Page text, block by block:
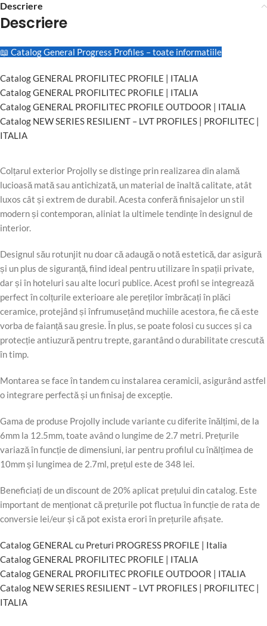
Descriere
Descriere
📖 Catalog General Progress Profiles – toate informatiile
Catalog GENERAL PROFILITEC PROFILE | ITALIA
Catalog GENERAL PROFILITEC PROFILE | ITALIA
Catalog GENERAL PROFILITEC PROFILE OUTDOOR | ITALIA
Catalog NEW SERIES RESILIENT – LVT PROFILES | PROFILITEC |
ITALIA
Colțarul exterior Projolly se distinge prin realizarea din alamă
lucioasă mată sau antichizată, un material de înaltă calitate, atât
luxos cât și extrem de durabil. Acesta conferă finisajelor un stil
modern și contemporan, aliniat la ultimele tendințe în designul de
interior.
Designul său rotunjit nu doar că adaugă o notă estetică, dar asigură
și un plus de siguranță, fiind ideal pentru utilizare în spații private,
dar și în hoteluri sau alte locuri publice. Acest profil se integrează
perfect în colțurile exterioare ale pereților îmbrăcați în plăci
ceramice, protejând și înfrumusețând muchiile acestora, fie că este
vorba de faianță sau gresie. În plus, se poate folosi cu succes și ca
protecție antiuzură pentru trepte, garantând o durabilitate crescută
în timp.
Montarea se face în tandem cu instalarea ceramicii, asigurând astfel
o integrare perfectă și un finisaj de excepție.
Gama de produse Projolly include variante cu diferite înălțimi, de la
6mm la 12.5mm, toate având o lungime de 2.7 metri. Prețurile
variază în funcție de dimensiuni, iar pentru profilul cu înălțimea de
10mm și lungimea de 2.7ml, prețul este de 348 lei.
Beneficiați de un discount de 20% aplicat prețului din catalog. Este
important de menționat că prețurile pot fluctua în funcție de rata de
conversie lei/eur și că pot exista erori în prețurile afișate.
Catalog GENERAL cu Preturi PROGRESS PROFILE | Italia
Catalog GENERAL PROFILITEC PROFILE | ITALIA
Catalog GENERAL PROFILITEC PROFILE OUTDOOR | ITALIA
Catalog NEW SERIES RESILIENT – LVT PROFILES | PROFILITEC |
ITALIA